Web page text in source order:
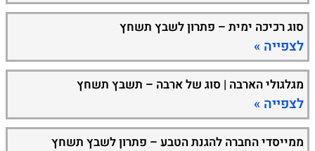
סוג רכיכה ימית – פתרון לשבץ תשחץ
לצפייה »
מגלגולי הארבה | סוג של ארבה – תשבץ תשחץ
לצפייה »
ממייסדי החברה להגנת הטבע – פתרון לשבץ תשחץ